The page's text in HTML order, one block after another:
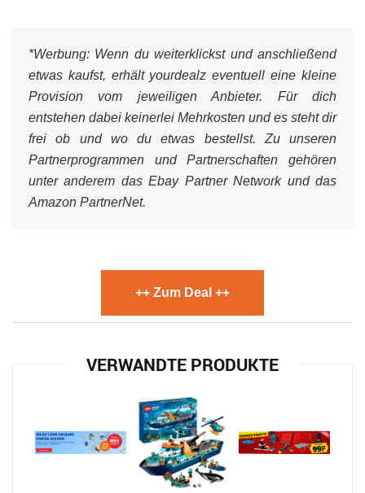
*Werbung: Wenn du weiterklickst und anschließend
etwas kaufst, erhält yourdealz eventuell eine kleine
Provision vom jeweiligen Anbieter. Für dich
entstehen dabei keinerlei Mehrkosten und es steht dir
frei ob und wo du etwas bestellst. Zu unseren
Partnerprogrammen und Partnerschaften gehören
unter anderem das Ebay Partner Network und das
Amazon PartnerNet.
++ Zum Deal ++
VERWANDTE PRODUKTE